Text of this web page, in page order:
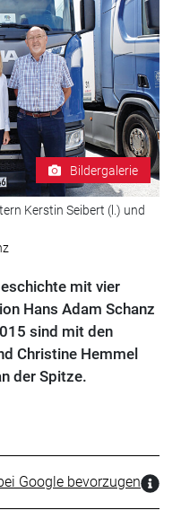
Bildergalerie
Kerstin Seibert (l.) und
mit vier
Hans Adam Schanz
sind mit den
Christine Hemmel
der Spitze.
Google bevorzugen